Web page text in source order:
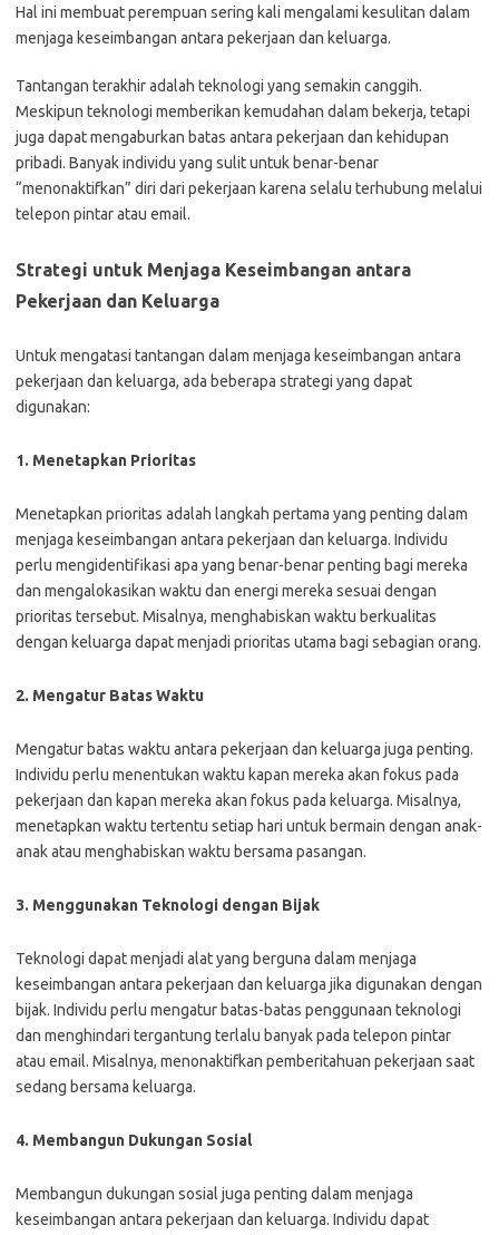
Hal ini membuat perempuan sering kali mengalami kesulitan dalam
menjaga keseimbangan antara pekerjaan dan keluarga.
Tantangan terakhir adalah teknologi yang semakin canggih.
Meskipun teknologi memberikan kemudahan dalam bekerja, tetapi
juga dapat mengaburkan batas antara pekerjaan dan kehidupan
pribadi. Banyak individu yang sulit untuk benar-benar
“menonaktifkan” diri dari pekerjaan karena selalu terhubung melalui
telepon pintar atau email.
Strategi untuk Menjaga Keseimbangan antara
Pekerjaan dan Keluarga
Untuk mengatasi tantangan dalam menjaga keseimbangan antara
pekerjaan dan keluarga, ada beberapa strategi yang dapat
digunakan:
1. Menetapkan Prioritas
Menetapkan prioritas adalah langkah pertama yang penting dalam
menjaga keseimbangan antara pekerjaan dan keluarga. Individu
perlu mengidentifikasi apa yang benar-benar penting bagi mereka
dan mengalokasikan waktu dan energi mereka sesuai dengan
prioritas tersebut. Misalnya, menghabiskan waktu berkualitas
dengan keluarga dapat menjadi prioritas utama bagi sebagian orang.
2. Mengatur Batas Waktu
Mengatur batas waktu antara pekerjaan dan keluarga juga penting.
Individu perlu menentukan waktu kapan mereka akan fokus pada
pekerjaan dan kapan mereka akan fokus pada keluarga. Misalnya,
menetapkan waktu tertentu setiap hari untuk bermain dengan anak-
anak atau menghabiskan waktu bersama pasangan.
3. Menggunakan Teknologi dengan Bijak
Teknologi dapat menjadi alat yang berguna dalam menjaga
keseimbangan antara pekerjaan dan keluarga jika digunakan dengan
bijak. Individu perlu mengatur batas-batas penggunaan teknologi
dan menghindari tergantung terlalu banyak pada telepon pintar
atau email. Misalnya, menonaktifkan pemberitahuan pekerjaan saat
sedang bersama keluarga.
4. Membangun Dukungan Sosial
Membangun dukungan sosial juga penting dalam menjaga
keseimbangan antara pekerjaan dan keluarga. Individu dapat